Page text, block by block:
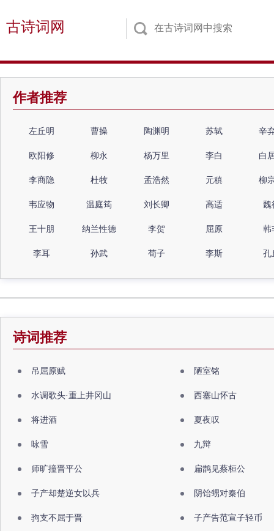
古诗词网
作者推荐
左丘明 曹操 陶渊明 苏轼 辛
欧阳修 柳永 杨万里 李白 白
李商隐 杜牧 孟浩然 元稹 柳
韦应物 温庭筠 刘长卿 高适 魏
王十朋 纳兰性德 李贺 屈原 韩
李耳 孙武 荀子 李斯 孔
诗词推荐
吊屈原赋 陋室铭
水调歌头·重上井冈山 西塞山怀古
将进酒 夏夜叹
咏雪 九辩
师旷撞晋平公 扁鹊见蔡桓公
子产却楚逆女以兵 阴饴甥对秦伯
驹支不屈于晋 子产告范宣子轻币